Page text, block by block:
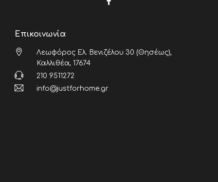
Επικοινωνία
Λεωφόρος Ελ. Βενιζέλου 30 (Θησέως),
Καλλιθέα, 17674
210 9511272
info@justforhome.gr